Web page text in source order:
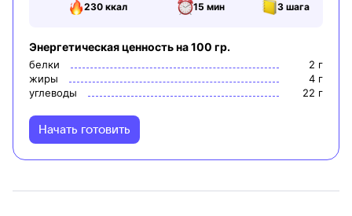
230ккал 15 мин 3 шага
Энергетическая ценность на 100 гр.
белки 2 г
жиры
4 г
углеводы
22 г
Начать готовить